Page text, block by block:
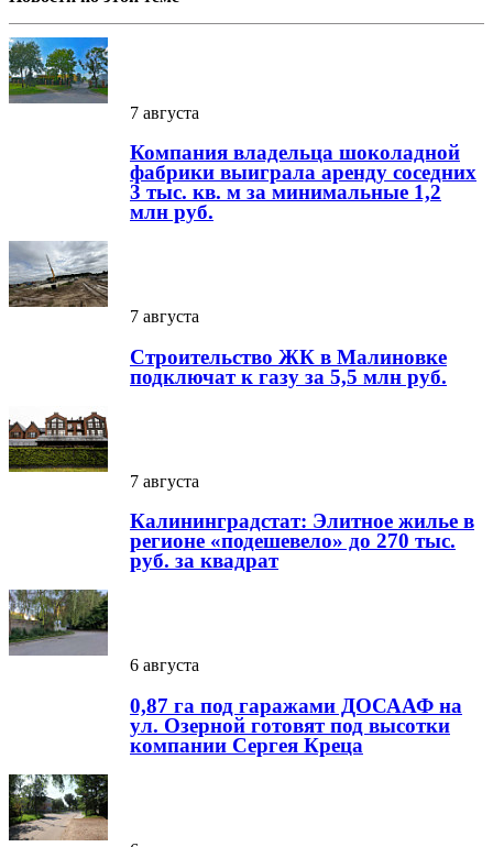
7 августа
Компания владельца шоколадной
фабрики выиграла аренду соседних
3 тыс. кв. м за минимальные 1,2
млн руб.
7 августа
Строительство ЖК в Малиновке
подключат к газу за 5,5 млн руб.
7 августа
Калининградстат: Элитное жилье в
регионе «подешевело» до 270 тыс.
руб. за квадрат
6 августа
0,87 га под гаражами ДОСААФ на
ул. Озерной готовят под высотки
компании Сергея Креца